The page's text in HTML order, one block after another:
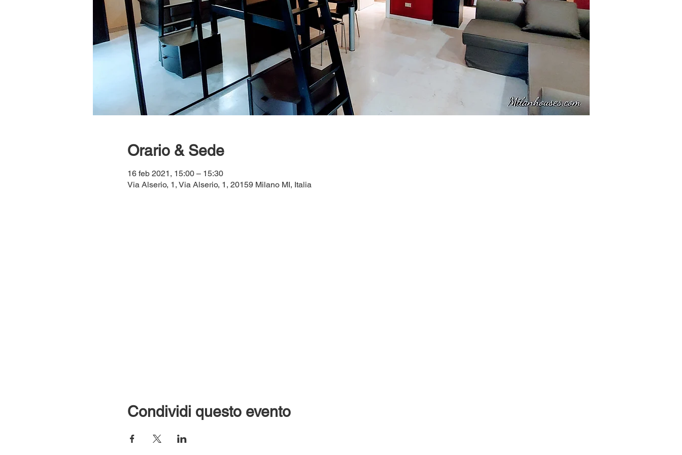
Orario & Sede
16 feb 2021, 15:00 – 15:30
Via Alserio, 1, Via Alserio, 1, 20159 Milano MI, Italia
Condividi questo evento